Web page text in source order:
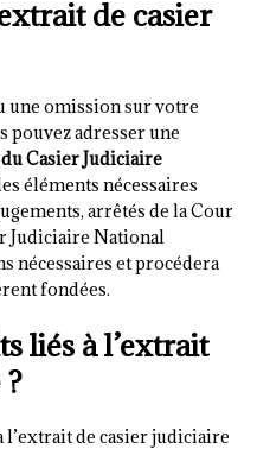
de casier
une omission sur votre
pouvez adresser une
Casier Judiciaire
éléments nécessaires
arrêtés de la Cour
Judiciaire National
nécessaires et procédera
fondées.
liés à l’extrait
l’extrait de casier judiciaire